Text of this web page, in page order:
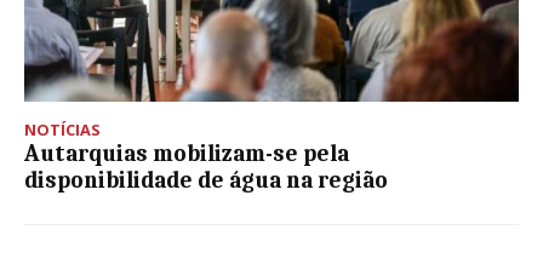
NOTÍCIAS
Autarquias mobilizam-se pela
disponibilidade de água na região